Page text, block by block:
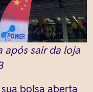
após sair da loja
bolsa aberta